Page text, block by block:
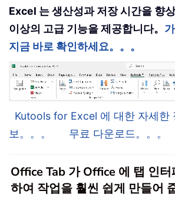
Excel 는 생산성과 저장 시간을 향
이상의 고급 기능을 제공합니다。
지금 바로 확인하세요。。。
Kutools for Excel 에 대한 자세한
보。。。
무료 다운로드。。。
Office Tab 가 Office 에 탭 인
하여 작업을 훨씬 쉽게 만들어